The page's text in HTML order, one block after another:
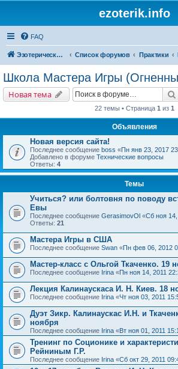
ezoterik.info
FAQ
Эзотерический сайт Список форумов Практики
Школа Мастера Игры
Новая тема
22 темы • Страница 1 из 1
Объявления
Новая версия сайта!
Последнее сообщение boss «Пн янв 23, 2017
Добавлено в форуме Технические вопросы
Ответы: 4
Темы
Учиться? или болтовня по поводу
Евы
Последнее сообщение GerasimovOl «Сб ноя
Ответы: 21
Мастера Игры в США
Последнее сообщение Swan «Пн фев 06, 2012
Мастер-класс с Ольгой Ткаченко. 19
Последнее сообщение Irina «Пн ноя 14, 2011
Лекция Калинаускаса И. Н. Киев. 18
Последнее сообщение Irina «Чт ноя 03, 2011
Дуэт Зикр. Калинаускас И.Н. и
ноября
Последнее сообщение Irina «Вт ноя 01, 2011
Тренинг по Соционике и
Рейниным Г.Р.
Последнее сообщение Irina «Сб окт 29, 2011